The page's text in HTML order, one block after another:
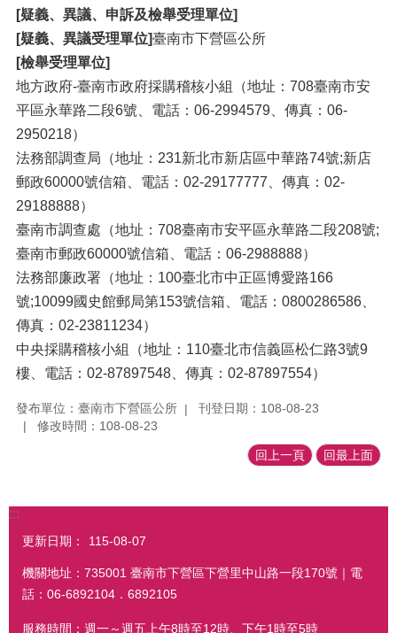
[疑義、異議、申訴及檢舉受理單位]
[疑義、異議受理單位]臺南市下營區公所
[檢舉受理單位]
地方政府-臺南市政府採購稽核小組（地址：708臺南市安
平區永華路二段6號、電話：06-2994579、傳真：06-
2950218）
法務部調查局（地址：231新北市新店區中華路74號;新店
郵政60000號信箱、電話：02-29177777、傳真：02-
29188888）
臺南市調查處（地址：708臺南市安平區永華路二段208號;
臺南市郵政60000號信箱、電話：06-2988888）
法務部廉政署（地址：100臺北市中正區博愛路166
號;10099國史館郵局第153號信箱、電話：0800286586、
傳真：02-23811234）
中央採購稽核小組（地址：110臺北市信義區松仁路3號9
樓、電話：02-87897548、傳真：02-87897554）
發布單位：臺南市下營區公所
刊登日期：108-08-23
修改時間：108-08-23
回上一頁 回最上面
:::
更新日期： 115-08-07
機關地址：735001 臺南市下營區下營里中山路一段170號｜電
話：06-6892104．6892105
服務時間：週一～週五上午8時至12時、下午1時至5時